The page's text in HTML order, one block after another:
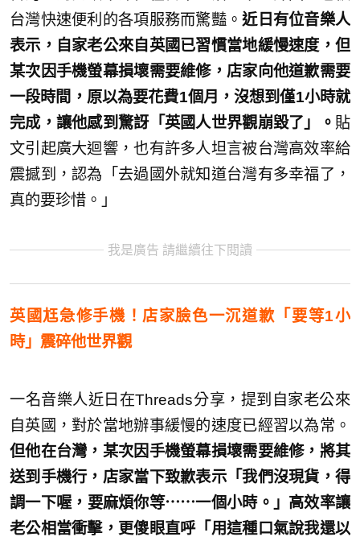
台灣快速便利的各項服務而驚豔。近日有位音樂人
表示，自家老公來自英國已習慣當地緩慢速度，但
某次因手機螢幕損壞需要維修，店家向他道歉需要
一段時間，原以為要花費1個月，沒想到僅1小時就
完成，讓他感到驚訝「英國人世界觀崩毀了」。 貼
文引起廣大迴響，也有許多人坦言被台灣高效率給
震撼到，認為「去過國外就知道台灣有多幸福了，
真的要珍惜。」
我是廣告 請繼續往下閱讀
英國尪急修手機！店家臉色一沉道歉「要等1小
時」震碎他世界觀
一名音樂人近日在Threads分享，提到自家老公來
自英國，對於當地辦事緩慢的速度已經習以為常。
但他在台灣，某次因手機螢幕損壞需要維修，將其
送到手機行，店家當下致歉表示「我們沒現貨，得
調一下喔，要麻煩你等⋯⋯一個小時。」高效率讓
老公相當衝擊，更傻眼直呼「用這種口氣說我還以